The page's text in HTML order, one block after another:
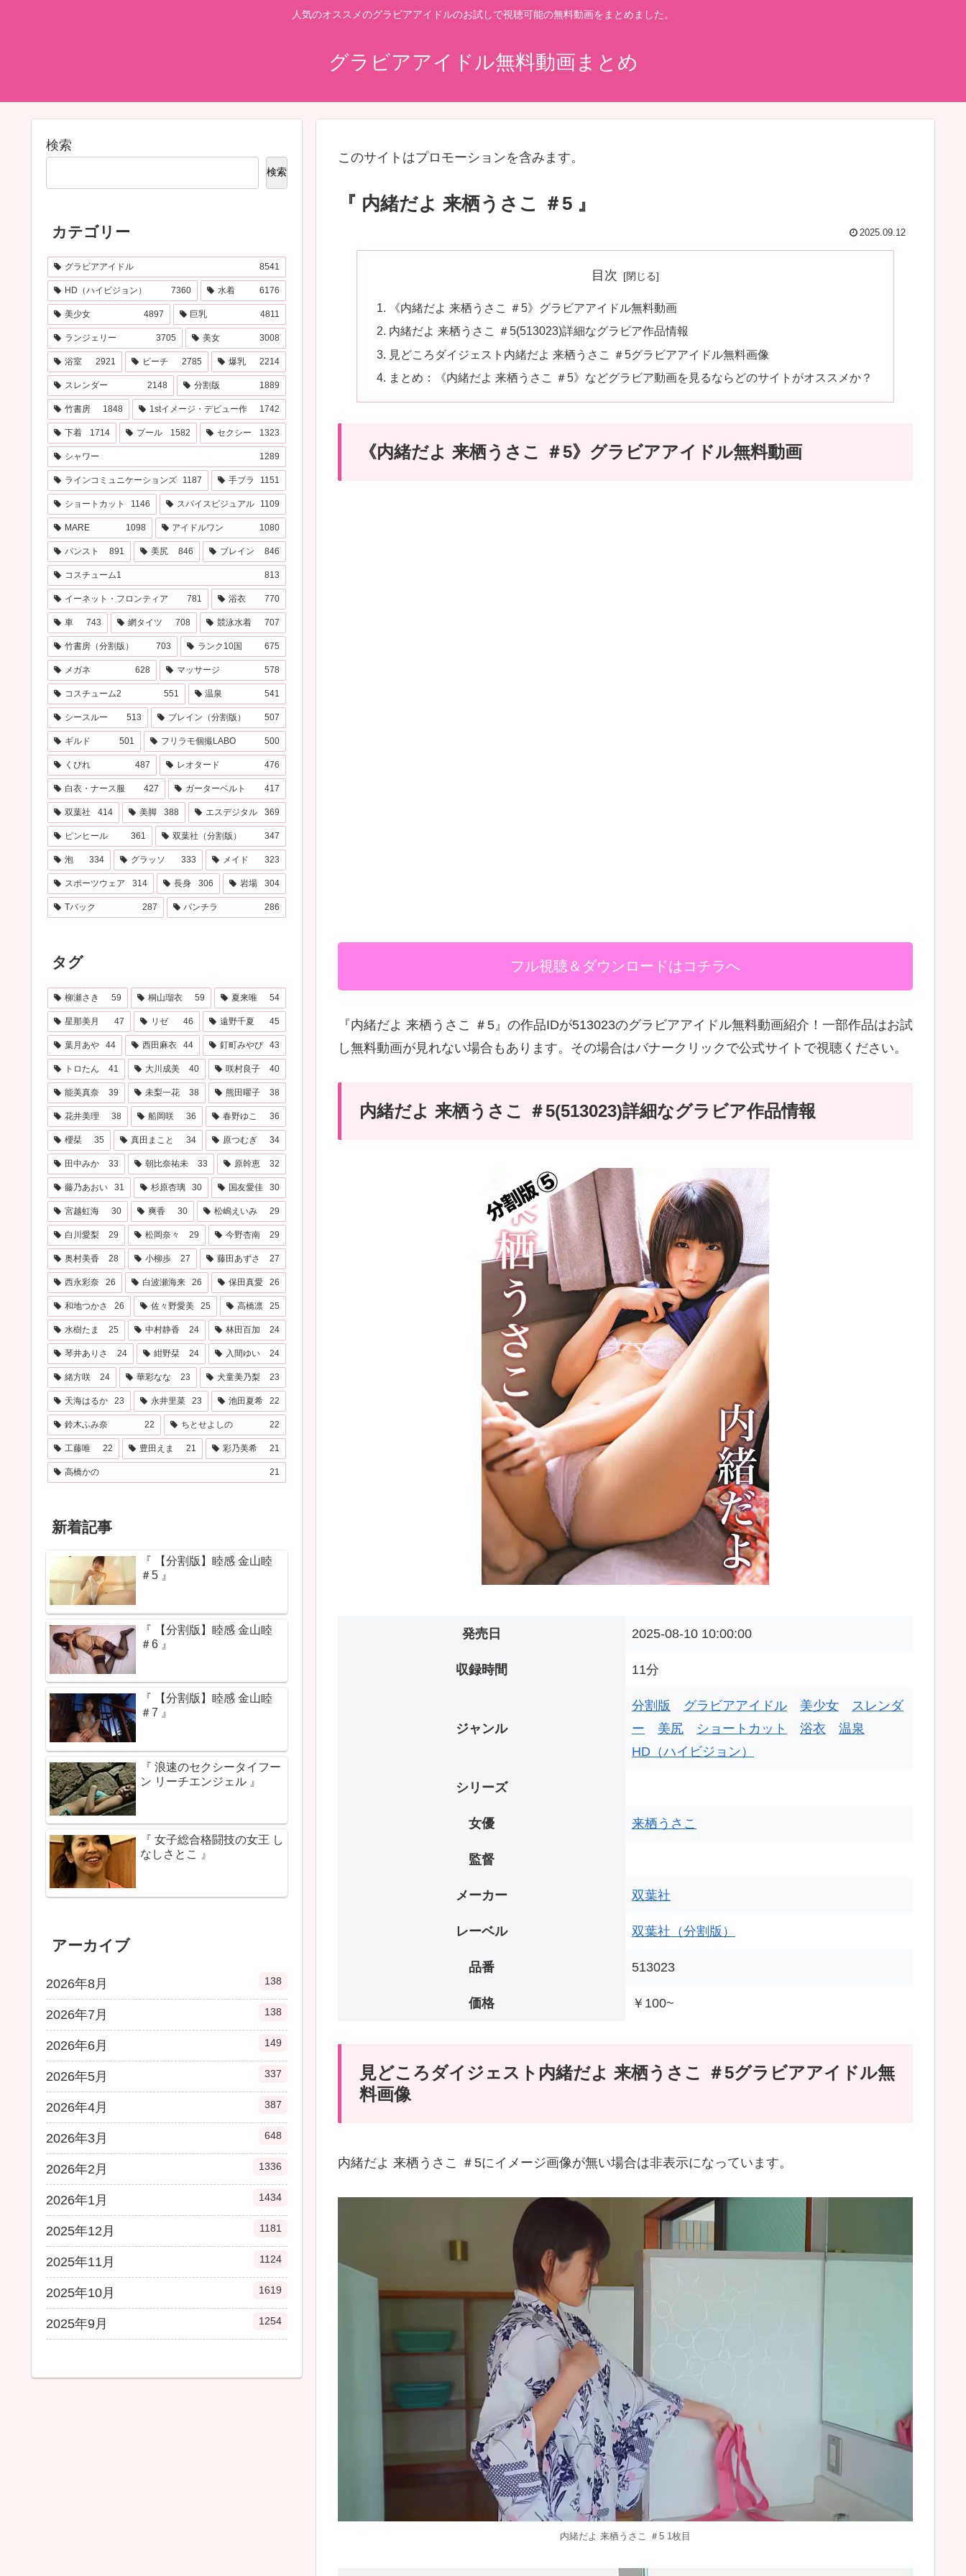
人気のオススメのグラビアアイドルのお試しで視聴可能の無料動画をまとめました。
グラビアアイドル無料動画まとめ
このサイトはプロモーションを含みます。
『 内緒だよ 来栖うさこ ＃5 』
2025.09.12
目次
《内緒だよ 来栖うさこ ＃5》グラビアアイドル無料動画
内緒だよ 来栖うさこ ＃5(513023)詳細なグラビア作品情報
見どころダイジェスト内緒だよ 来栖うさこ ＃5グラビアアイドル無料画像
まとめ：《内緒だよ 来栖うさこ ＃5》などグラビア動画を見るならどのサイトがオススメか？
《内緒だよ 来栖うさこ ＃5》グラビアアイドル無料動画
フル視聴＆ダウンロードはコチラへ
『内緒だよ 来栖うさこ ＃5』の作品IDが513023のグラビアアイドル無料動画紹介！一部作品はお試
し無料動画が見れない場合もあります。その場合はバナークリックで公式サイトで視聴ください。
内緒だよ 来栖うさこ ＃5(513023)詳細なグラビア作品情報
発売日 2025-08-10 10:00:00
収録時間 11分
ジャンル
分割版 グラビアアイドル 美少女
スレンダ
ー
美尻 ショートカット 浴衣
温泉
HD（ハイビジョン）
シリーズ
女優 来栖うさこ
監督
メーカー 双葉社
レーベル 双葉社（分割版）
品番 513023
価格 ￥100~
見どころダイジェスト内緒だよ 来栖うさこ ＃5グラビアアイドル無
料画像
内緒だよ 来栖うさこ ＃5にイメージ画像が無い場合は非表示になっています。
内緒だよ 来栖うさこ ＃5 1枚目
検索
検索
カテゴリー
グラビアアイドル 8541
HD（ハイビジョン） 7360 水着 6176
美少女 4897 巨乳 4811
ランジェリー 3705 美女 3008
浴室 2921 ビーチ 2785 爆乳 2214
スレンダー 2148 分割版 1889
竹書房 1848 1stイメージ・デビュー作 1742
下着 1714 プール 1582 セクシー 1323
シャワー 1289
ラインコミュニケーションズ 1187 手ブラ 1151
ショートカット 1146 スパイスビジュアル 1109
MARE 1098 アイドルワン 1080
パンスト 891 美尻 846 ブレイン 846
コスチューム1 813
イーネット・フロンティア 781 浴衣 770
車 743 網タイツ 708 競泳水着 707
竹書房（分割版） 703 ランク10国 675
メガネ 628 マッサージ 578
コスチューム2 551 温泉 541
シースルー 513 ブレイン（分割版） 507
ギルド 501 フリラモ個撮LABO 500
くびれ 487 レオタード 476
白衣・ナース服 427 ガーターベルト 417
双葉社 414 美脚 388 エスデジタル 369
ピンヒール 361 双葉社（分割版） 347
泡 334 グラッソ 333 メイド 323
スポーツウェア 314 長身 306 岩場 304
Tバック 287 パンチラ 286
タグ
柳瀬さき 59 桐山瑠衣 59 夏来唯 54
星那美月 47 リゼ 46 遠野千夏 45
葉月あや 44 西田麻衣 44 釘町みやび 43
トロたん 41 大川成美 40 咲村良子 40
能美真奈 39 未梨一花 38 熊田曜子 38
花井美理 38 船岡咲 36 春野ゆこ 36
櫻栞 35 真田まこと 34 原つむぎ 34
田中みか 33 朝比奈祐未 33 原幹恵 32
藤乃あおい 31 杉原杏璃 30 国友愛佳 30
宮越虹海 30 爽香 30 松嶋えいみ 29
白川愛梨 29 松岡奈々 29 今野杏南 29
奥村美香 28 小柳歩 27 藤田あずさ 27
西永彩奈 26 白波瀬海来 26 保田真愛 26
和地つかさ 26 佐々野愛美 25 高橋凛 25
水樹たま 25 中村静香 24 林田百加 24
琴井ありさ 24 紺野栞 24 入間ゆい 24
緒方咲 24 華彩なな 23 犬童美乃梨 23
天海はるか 23 永井里菜 23 池田夏希 22
鈴木ふみ奈 22 ちとせよしの 22
工藤唯 22 豊田えま 21 彩乃美希 21
高橋かの 21
新着記事
『 【分割版】睦感 金山睦
＃5 』
『 【分割版】睦感 金山睦
＃6 』
『 【分割版】睦感 金山睦
＃7 』
『 浪速のセクシータイフー
ン リーチエンジェル 』
『 女子総合格闘技の女王 し
なしさとこ 』
アーカイブ
2026年8月 138
2026年7月 138
2026年6月 149
2026年5月 337
2026年4月 387
2026年3月 648
2026年2月 1336
2026年1月 1434
2025年12月 1181
2025年11月 1124
2025年10月 1619
2025年9月 1254